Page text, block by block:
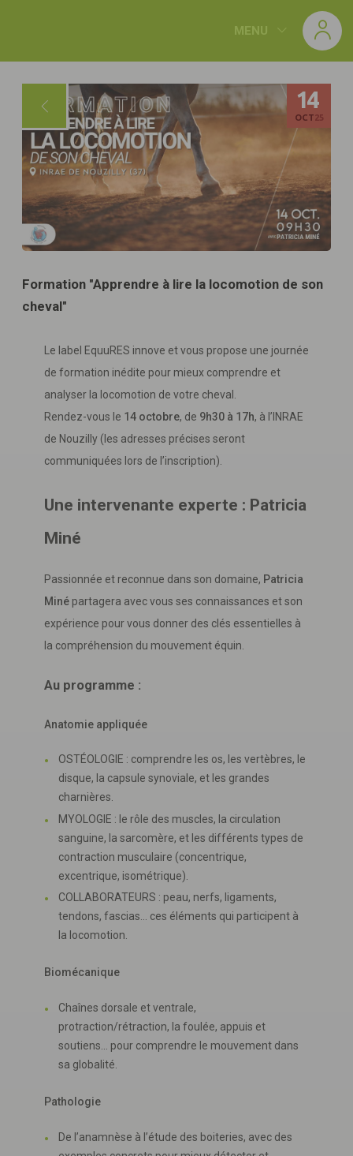
MENU
14
OCT 25
Formation "Apprendre à lire la locomotion de son
cheval"
Le label EquuRES innove et vous propose une journée
de formation inédite pour mieux comprendre et
analyser la locomotion de votre cheval.
Rendez-vous le 14 octobre, de 9h30 à 17h, à l’INRAE
de Nouzilly (les adresses précises seront
communiquées lors de l’inscription).
Une intervenante experte : Patricia
Miné
Passionnée et reconnue dans son domaine, Patricia
Miné partagera avec vous ses connaissances et son
expérience pour vous donner des clés essentielles à
la compréhension du mouvement équin.
Au programme :
Anatomie appliquée
OSTÉOLOGIE : comprendre les os, les vertèbres, le
disque, la capsule synoviale, et les grandes
charnières.
MYOLOGIE : le rôle des muscles, la circulation
sanguine, la sarcomère, et les différents types de
contraction musculaire (concentrique,
excentrique, isométrique).
COLLABORATEURS : peau, nerfs, ligaments,
tendons, fascias… ces éléments qui participent à
la locomotion.
Biomécanique
Chaînes dorsale et ventrale,
protraction/rétraction, la foulée, appuis et
soutiens… pour comprendre le mouvement dans
sa globalité.
Pathologie
De l’anamnèse à l’étude des boiteries, avec des